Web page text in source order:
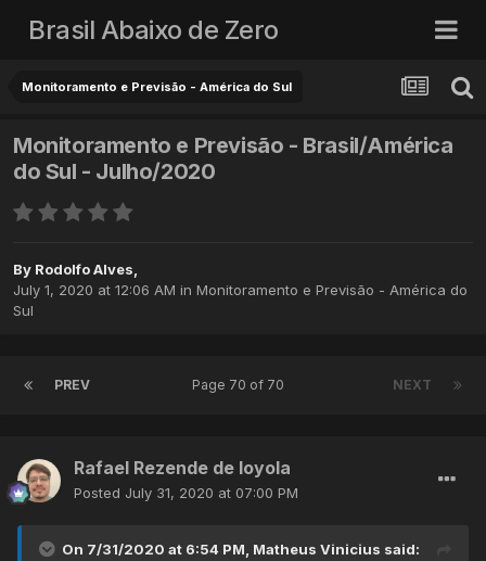
Brasil Abaixo de Zero
Monitoramento e Previsão - América do Sul
Monitoramento e Previsão - Brasil/América
do Sul - Julho/2020
By Rodolfo Alves,
July 1, 2020 at 12:06 AM in Monitoramento e Previsão - América do
Sul
PREV NEXT
Page 70 of 70
Rafael Rezende de loyola
Posted July 31, 2020 at 07:00 PM
On 7/31/2020 at 6:54 PM, Matheus Vinicius said: